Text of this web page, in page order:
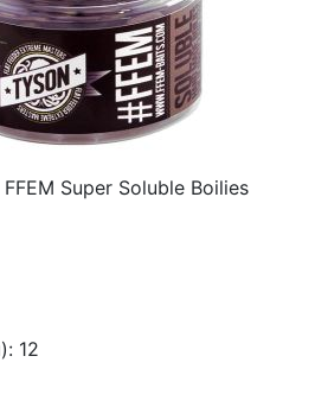
Super Soluble Boilies
: 12